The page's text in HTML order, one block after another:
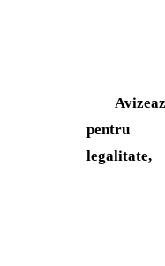
pentru
legalitate,